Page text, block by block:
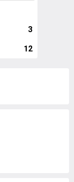
3
12